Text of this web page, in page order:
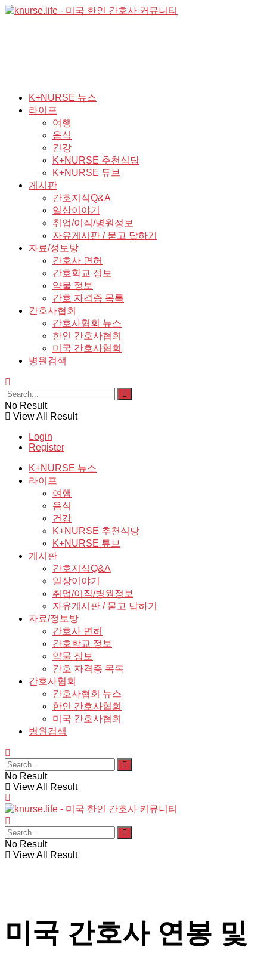
K+NURSE 뉴스
라이프
여행
음식
건강
K+NURSE 추천식당
K+NURSE 튜브
게시판
간호지식Q&A
일상이야기
취업/이직/병원정보
자유게시판 / 묻고 답하기
자료/정보방
간호사 면허
간호학교 정보
약물 정보
간호 자격증 목록
간호사협회
간호사협회 뉴스
한인 간호사협회
미국 간호사협회
병원검색
No Result
View All Result
Login
Register
K+NURSE 뉴스
라이프
여행
음식
건강
K+NURSE 추천식당
K+NURSE 튜브
게시판
간호지식Q&A
일상이야기
취업/이직/병원정보
자유게시판 / 묻고 답하기
자료/정보방
간호사 면허
간호학교 정보
약물 정보
간호 자격증 목록
간호사협회
간호사협회 뉴스
한인 간호사협회
미국 간호사협회
병원검색
No Result
View All Result
No Result
View All Result
미국 간호사 연봉 및